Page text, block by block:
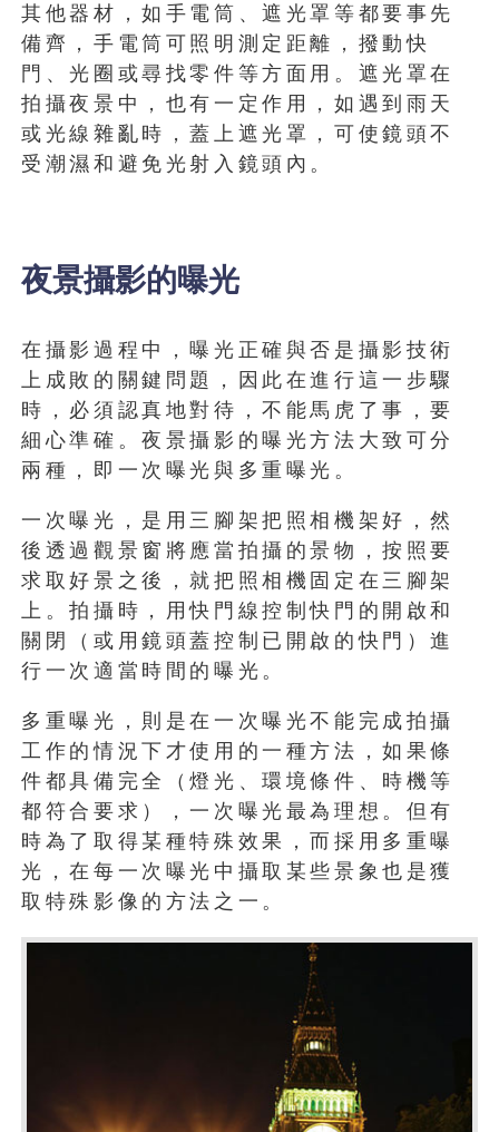
其他器材，如手電筒、遮光罩等都要事先
備齊，手電筒可照明測定距離，撥動快
門、光圈或尋找零件等方面用。遮光罩在
拍攝夜景中，也有一定作用，如遇到雨天
或光線雜亂時，蓋上遮光罩，可使鏡頭不
受潮濕和避免光射入鏡頭內。
夜景攝影的曝光
在攝影過程中，曝光正確與否是攝影技術
上成敗的關鍵問題，因此在進行這一步驟
時，必須認真地對待，不能馬虎了事，要
細心準確。夜景攝影的曝光方法大致可分
兩種，即一次曝光與多重曝光。
一次曝光，是用三腳架把照相機架好，然
後透過觀景窗將應當拍攝的景物，按照要
求取好景之後，就把照相機固定在三腳架
上。拍攝時，用快門線控制快門的開啟和
關閉（或用鏡頭蓋控制已開啟的快門）進
行一次適當時間的曝光。
多重曝光，則是在一次曝光不能完成拍攝
工作的情況下才使用的一種方法，如果條
件都具備完全（燈光、環境條件、時機等
都符合要求），一次曝光最為理想。但有
時為了取得某種特殊效果，而採用多重曝
光，在每一次曝光中攝取某些景象也是獲
取特殊影像的方法之一。